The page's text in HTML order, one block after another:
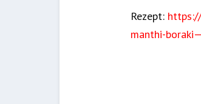
Rezept:
manthi-